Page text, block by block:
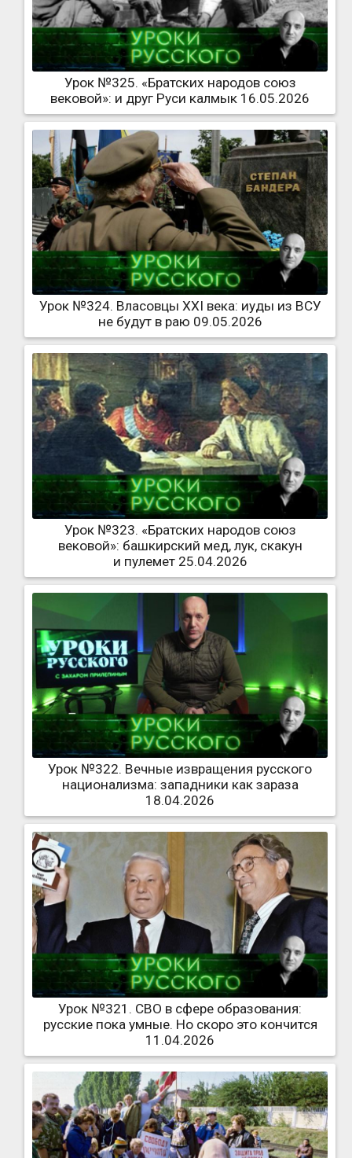
Урок №325. «Братских народов союз
вековой»: и друг Руси калмык 16.05.2026
Урок №324. Власовцы XXI века: иуды из ВСУ
не будут в раю 09.05.2026
Урок №323. «Братских народов союз
вековой»: башкирский мед, лук, скакун
и пулемет 25.04.2026
Урок №322. Вечные извращения русского
национализма: западники как зараза
18.04.2026
Урок №321. СВО в сфере образования:
русские пока умные. Но скоро это кончится
11.04.2026